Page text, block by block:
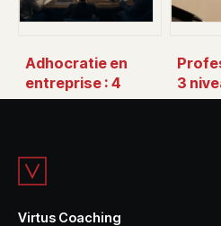
Adhocratie en
entreprise : 4
leviers pour
l’agilité
3
Virtus Coaching